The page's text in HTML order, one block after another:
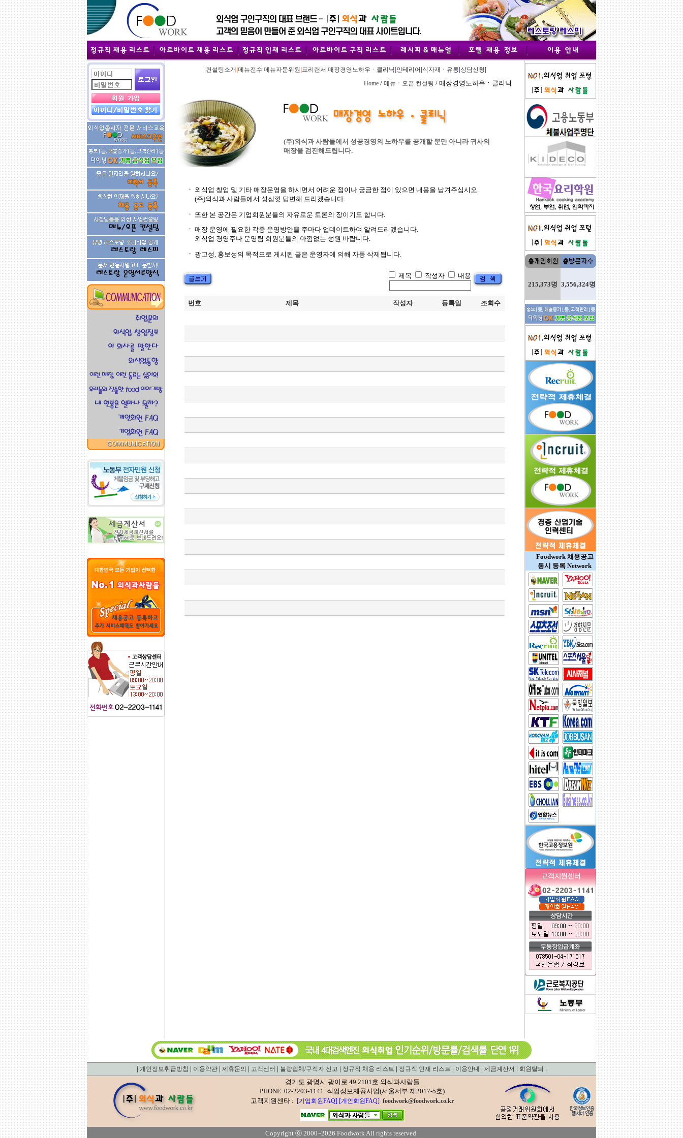
|컨설팅소개 |메뉴전수|메뉴자문위원 |프리랜서 |매장경영노하우ㆍ클리닉 |인테리어 |식자재ㆍ유통|상담신청|
Home / 메뉴ㆍ오픈 컨설팅 / 매장경영노하우ㆍ클리닉
(주)외식과 사람들에서 성공경영의 노하우를 공개할 뿐만 아니라 귀사의
매장을 검진해드립니다.
ㆍ 외식업 창업 및 기타 매장운영을 하시면서 어려운 점이나 궁금한 점이 있으면 내용을 남겨주십시오.
(주)외식과 사람들에서 성심껏 답변해 드리겠습니다.
ㆍ 또한 본 공간은 기업회원분들의 자유로운 토론의 장이기도 합니다.
ㆍ 매장 운영에 필요한 각종 운영방안을 주마다 업데이트하여 알려드리겠습니다.
외식업 경영주나 운영팀 회원분들의 아낌없는 성원 바랍니다.
ㆍ 광고성, 홍보성의 목적으로 게시된 글은 운영자에 의해 자동 삭제됩니다.
제목 작성자 내용
번호 제목 작성자 등록일 조회수
215,373명 3,556,324명
Foodwork 채용공고
동시 등록 Network
| 개인정보취급방침 | 이용약관| 제휴문의 | 고객센터 | 불량업체/구직자 신고 | 정규직 채용 리스트 | 정규직 인재 리스트 | 이용안내 | 세금계산서 | 회원탈퇴 |
경기도 광명시 광이로 49 2101호 외식과사람들
PHONE. 02-2203-1141 직업정보제공사업(서울서부 제2017-5호)
고객지원센타 : [기업회원FAQ] [개인회원FAQ] foodwork@foodwork.co.kr
Copyright ⓒ 2000~2026 Foodwork All rights reserved.